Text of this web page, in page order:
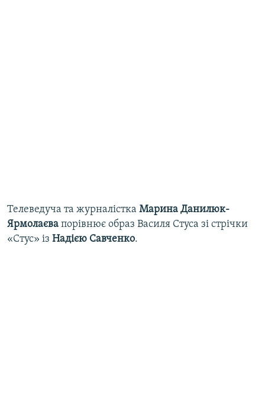
Телеведуча та журналістка Марина Данилюк-
Ярмолаєва порівнює образ Василя Стуса зі стрічки
«Стус» із Надією Савченко.